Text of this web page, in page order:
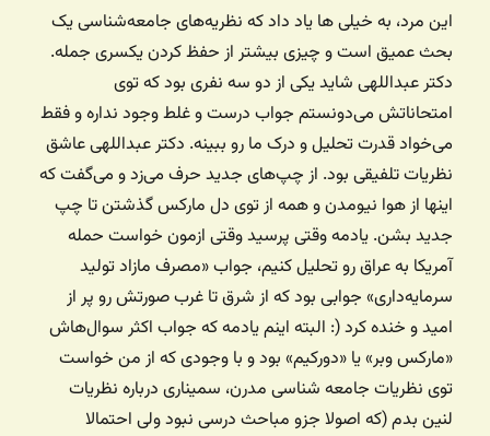
این مرد، به خیلی ها یاد داد که نظریه‌های جامعه‌شناسی یک
بحث عمیق است و چیزی بیشتر از حفظ کردن یکسری جمله.
دکتر عبداللهی شاید یکی از دو سه نفری بود که توی
امتحاناتش می‌دونستم جواب درست و غلط وجود نداره و فقط
می‌خواد قدرت تحلیل و درک ما رو ببینه. دکتر عبداللهی عاشق
نظریات تلفیقی بود. از چپ‌های جدید حرف می‌زد و می‌گفت که
اینها از هوا نیومدن و همه از توی دل مارکس گذشتن تا چپ
جدید بشن. یادمه وقتی پرسید وقتی ازمون خواست حمله
آمریکا به عراق رو تحلیل کنیم، جواب «مصرف مازاد تولید
سرمایه‌داری» جوابی بود که از شرق تا غرب صورتش رو پر از
امید و خنده کرد (: البته اینم یادمه که جواب اکثر سوال‌هاش
«مارکس وبر» یا «دورکیم» بود و با وجودی که از من خواست
توی نظریات جامعه شناسی مدرن، سمیناری درباره نظریات
لنین بدم (که اصولا جزو مباحث درسی نبود ولی احتمالا